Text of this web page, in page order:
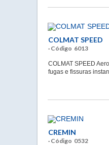
COLMAT SPEED
· Código 6013
COLMAT SPEED
fugas e fissuras
CREMIN
· Código 0532